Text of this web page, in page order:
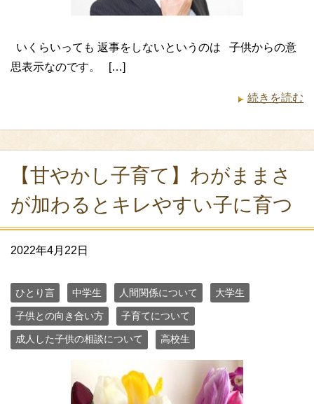
いくらいっても 返事をしないというのは 子供からの意
思表示なのです。 […]
続きを読む
【甘やかし子育て】わがままさ
が加わるとキレやすい子に育つ
2022年4月22日
ひとり言 中学生 人間関係について 大学生
子供との向き合い方 子育てについて
成人した子供の相談について 高校生